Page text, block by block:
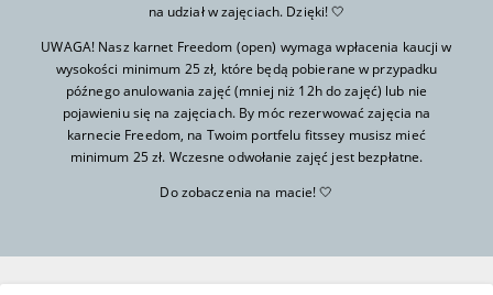
na udział w zajęciach. Dzięki! 🤍
UWAGA! Nasz karnet Freedom (open) wymaga wpłacenia kaucji w
wysokości minimum 25 zł, które będą pobierane w przypadku
późnego anulowania zajęć (mniej niż 12h do zajęć) lub nie
pojawieniu się na zajęciach. By móc rezerwować zajęcia na
karnecie Freedom, na Twoim portfelu fitssey musisz mieć
minimum 25 zł. Wczesne odwołanie zajęć jest bezpłatne.
Do zobaczenia na macie! 🤍